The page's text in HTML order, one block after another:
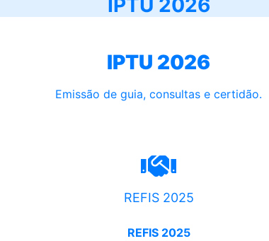
IPTU 2026
IPTU 2026
Emissão de guia, consultas e certidão.
REFIS 2025
REFIS 2025